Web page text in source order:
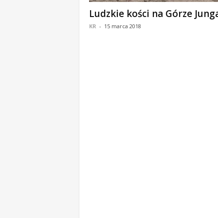
Ludzkie kości na Górze
KR - 15 marca 2018